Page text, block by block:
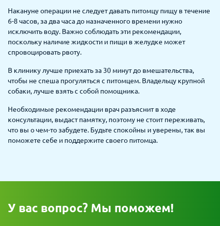
Накануне операции не следует давать питомцу пищу в течение
6-8 часов, за два часа до назначенного времени нужно
исключить воду. Важно соблюдать эти рекомендации,
поскольку наличие жидкости и пищи в желудке может
спровоцировать рвоту.
В клинику лучше приехать за 30 минут до вмешательства,
чтобы не спеша прогуляться с питомцем. Владельцу крупной
собаки, лучше взять с собой помощника.
Необходимые рекомендации врач разъяснит в ходе
консультации, выдаст памятку, поэтому не стоит переживать,
что вы о чем-то забудете. Будьте спокойны и уверены, так вы
поможете себе и поддержите своего питомца.
У вас вопрос? Мы поможем!